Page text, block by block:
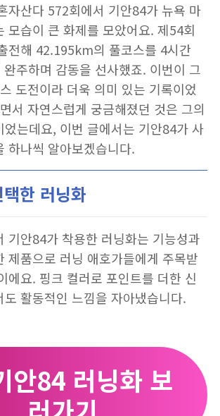
자산다 572회에서 기안84가 뉴욕 마
모습이 큰 화제를 모았어요. 제54회
전해 42.195km의 풀코스를 4시간
주하며 감동을 선사했죠. 이번이 그
도전이라 더욱 의미 있는 기록이었
서 자연스럽게 궁금해졌던 것은 그의
었는데요, 이번 글에서는 기안84가 사
하나씩 알아보겠습니다.
한 러닝화
기안84가 착용한 러닝화는 기능성과
제품으로 러닝 애호가들에게 주목받
에요. 핑크 컬러로 포인트를 더한 신
도 활동적인 느낌을 자아냈습니다.
안84 러닝화 보